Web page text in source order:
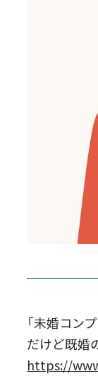
「未婚コン
だけど既婚
https://